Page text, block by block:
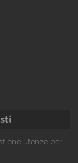
utenze per